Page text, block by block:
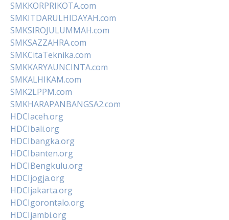
SMKKORPRIKOTA.com
SMKITDARULHIDAYAH.com
SMKSIROJULUMMAH.com
SMKSAZZAHRA.com
SMKCitaTeknika.com
SMKKARYAUNCINTA.com
SMKALHIKAM.com
SMK2LPPM.com
SMKHARAPANBANGSA2.com
HDCIaceh.org
HDCIbali.org
HDCIbangka.org
HDCIbanten.org
HDCIBengkulu.org
HDCIjogja.org
HDCIjakarta.org
HDCIgorontalo.org
HDCIjambi.org